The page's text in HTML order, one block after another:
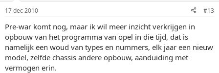
17 dec 2010 #13
Pre-war komt nog, maar ik wil meer inzicht verkrijgen in
opbouw van het programma van opel in die tijd, dat is
namelijk een woud van types en nummers, elk jaar een nieuw
model, zelfde chassis andere opbouw, aanduiding met
vermogen erin.